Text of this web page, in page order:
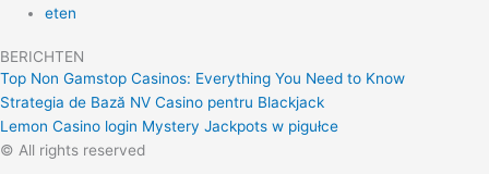
eten
BERICHTEN
Top Non Gamstop Casinos: Everything You Need to Know
Strategia de Bază NV Casino pentru Blackjack
Lemon Casino login Mystery Jackpots w pigułce
© All rights reserved